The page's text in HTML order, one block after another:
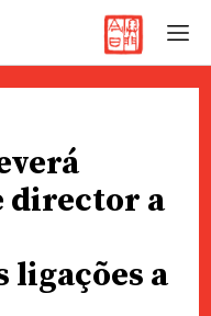
director a
ligações a